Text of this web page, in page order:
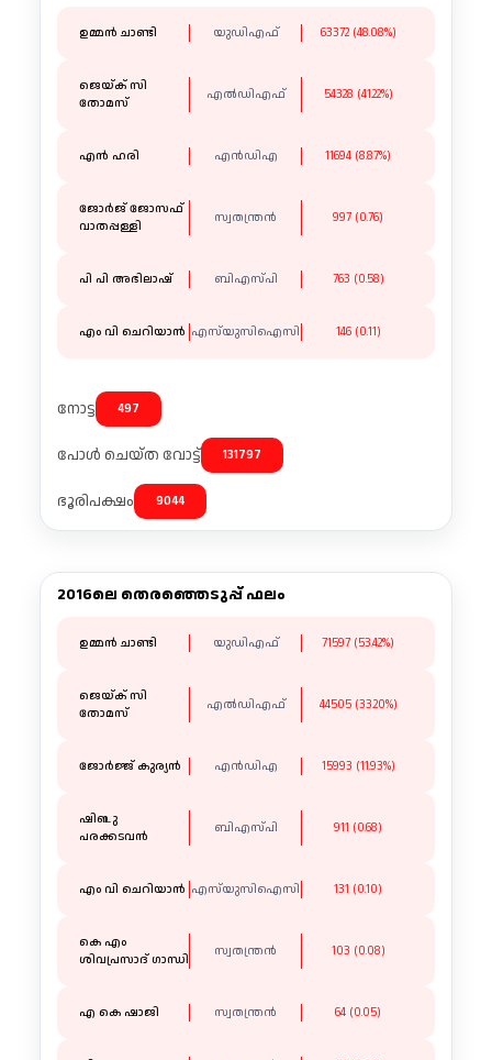
ഉമ്മൻ ചാണ്ടി യുഡിഎഫ് 63372 (48.08%)
ജെയ്ക് സി
തോമസ്
എൽഡിഎഫ് 54328 (41.22%)
എൻ ഹരി എൻഡിഎ 11694 (8.87%)
ജോർജ് ജോസഫ്
വാതപ്പള്ളി
സ്വതന്ത്രന്‍ 997 (0.76)
പി പി അഭിലാഷ് ബിഎസ്പി 763 (0.58)
എം വി ചെറിയാൻ എസ്‌യുസിഐസി 146 (0.11)
നോട്ട 497
പോൾ ചെയ്ത വോട്ട് 131797
ഭൂരിപക്ഷം 9044
2016ലെ തെരഞ്ഞെടുപ്പ് ഫലം
ഉമ്മൻ ചാണ്ടി യുഡിഎഫ് 71597 (53.42%)
ജെയ്ക് സി
തോമസ്
എൽഡിഎഫ് 44505 (33.20%)
ജോർജ്ജ് കുര്യൻ എൻഡിഎ 15993 (11.93%)
ഷിബു
പരക്കടവൻ
ബിഎസ്പി 911 (0.68)
എം വി ചെറിയാൻ എസ്‌യുസിഐസി 131 (0.10)
കെ എം
ശിവപ്രസാദ് ഗാന്ധി
സ്വതന്ത്രൻ 103 (0.08)
എ കെ ഷാജി സ്വതന്ത്രൻ 64 (0.05)